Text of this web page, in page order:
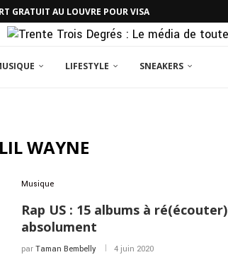
GRATUIT AU LOUVRE POUR VISA
LIFESTYLE SNEAKERS
LIL WAYNE
Musique
Rap US : 15 albums à ré(écouter)
absolument
par Taman Bembelly 4 juin 2020